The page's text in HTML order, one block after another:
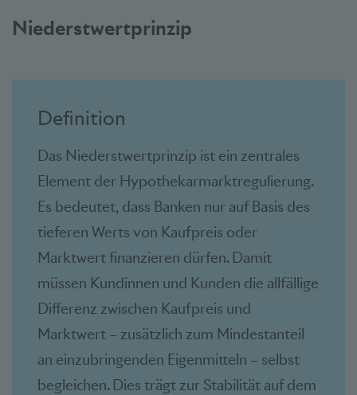
Niederstwertprinzip
Definition
Das Niederstwertprinzip ist ein zentrales
Element der Hypothekarmarktregulierung.
Es bedeutet, dass Banken nur auf Basis des
tieferen Werts von Kaufpreis oder
Marktwert finanzieren dürfen. Damit
müssen Kundinnen und Kunden die allfällige
Differenz zwischen Kaufpreis und
Marktwert – zusätzlich zum Mindestanteil
an einzubringenden Eigenmitteln – selbst
begleichen. Dies trägt zur Stabilität auf dem